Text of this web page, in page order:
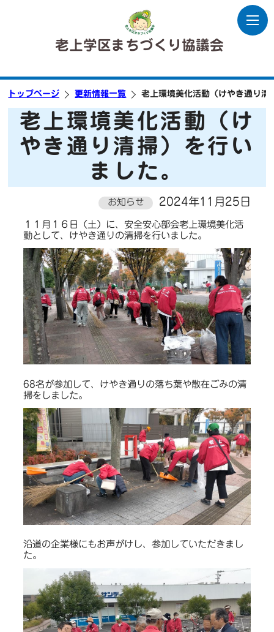
老上学区まちづくり協議会
トップページ 更新情報一覧 老上環境美化活動（けやき通り清
老上環境美化活動（け
やき通り清掃）を行い
ました。
お知らせ 2024年11月25日
１１月１６日（土）に、安全安心部会老上環境美化活
動として、けやき通りの清掃を行いました。
68名が参加して、けやき通りの落ち葉や散在ごみの清
掃をしました。
沿道の企業様にもお声がけし、参加していただきまし
た。